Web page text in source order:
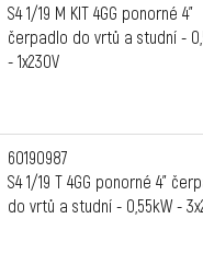
S4 1/19 M KIT 4GG ponorné 4"
čerpadlo do vrtů a studní -
- 1x230V
60190987
S4 1/19 T 4GG ponorné 4"
do vrtů a studní - 0,55kW -